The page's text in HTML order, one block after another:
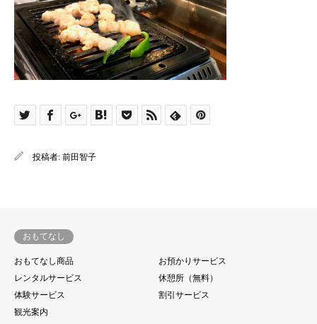
投稿者: 前田智子
おもてなし
おもてなし商品
お預かりサービス
レンタルサービス
休憩所（無料）
体験サービス
割引サービス
観光案内